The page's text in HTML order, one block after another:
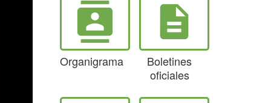
contacts
Organigrama
description
Boletines
oficiales